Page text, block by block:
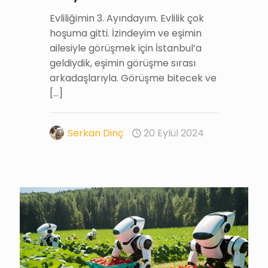
Evliliğimin 3. Ayındayım. Evlilik çok
hoşuma gitti. İzindeyim ve eşimin
ailesiyle görüşmek için İstanbul’a
geldiydik, eşimin görüşme sırası
arkadaşlarıyla. Görüşme bitecek ve
[…]
Serkan Dinç 20 Eylül 2024